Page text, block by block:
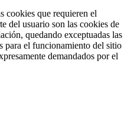
cookies que requieren el
del usuario son las cookies de
quedando exceptuadas las
para el funcionamiento del sitio
demandados por el